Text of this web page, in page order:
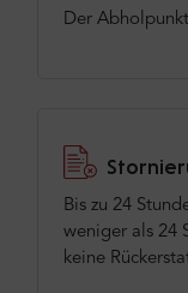
Der
Bis zu 24
weniger als 24
keine